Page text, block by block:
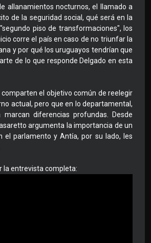
allanamientos nocturnos, el llamado a
de la seguridad social, qué será en la
piso de transformaciones", los
corre el país en caso de no triunfar la
y por qué los uruguayos tendrían que
de lo que responde Delgado en esta
el objetivo común de reelegir
actual, pero que en lo departamental,
diferencias profundas. Desde
argumenta la importancia de un
el parlamento y Antía, por su lado, les
la entrevista completa: